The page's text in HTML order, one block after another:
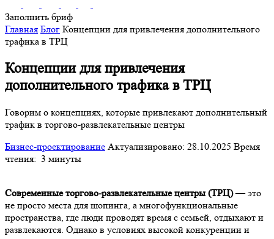
Заполнить бриф
Главная Блог Концепции для привлечения дополнительного
трафика в ТРЦ
Концепции для привлечения
дополнительного трафика в ТРЦ
Говорим о концепциях, которые привлекают дополнительный
трафик в торгово-развлекательные центры
Бизнес-проектирование Актуализировано: 28.10.2025 Время
чтения: 3 минуты
Современные торгово-развлекательные центры (ТРЦ)— это
не просто места для шопинга, а многофункциональные
пространства, где люди проводят время с семьей, отдыхают и
развлекаются. Однако в условиях высокой конкуренции и